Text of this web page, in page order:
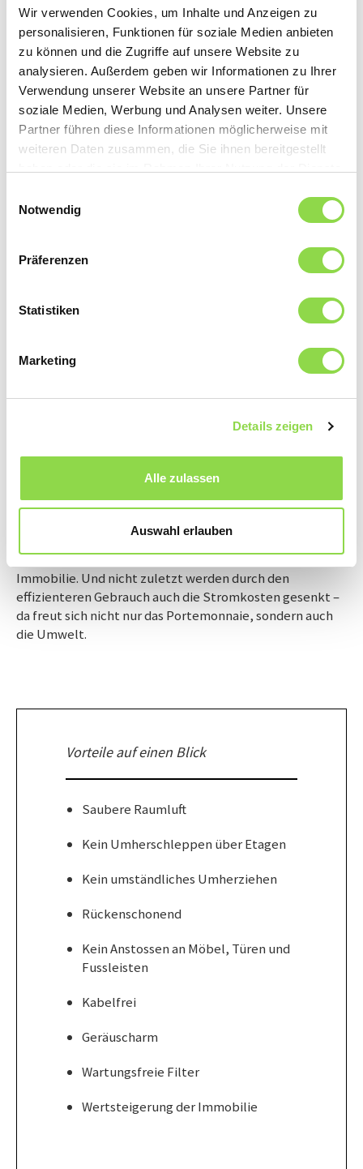
Wir verwenden Cookies, um Inhalte und Anzeigen zu
personalisieren, Funktionen für soziale Medien anbieten
zu können und die Zugriffe auf unsere Website zu
analysieren. Außerdem geben wir Informationen zu Ihrer
Verwendung unserer Website an unsere Partner für
soziale Medien, Werbung und Analysen weiter. Unsere
Partner führen diese Informationen möglicherweise mit
weiteren Daten zusammen, die Sie ihnen bereitgestellt
Notwendig
Präferenzen
Statistiken
Marketing
Details zeigen
Alle zulassen
Auswahl erlauben
Schalldämpfsystems braucht man sich um die Nachbarn
keine Sorgen zu machen. Beim Umzug wird der
Zentralstaubsauger einfach mitgezügelt.
Der Energiesparer
Moderne Zentralstaubsauger sind erstaunliche
Energiesparer, denn sie sind mit einer integrierten
Energierückgewinnung ausgestattet. In den kälteren
Monaten leitet sie die gefilterte und auf ca. 55°C
erwärmte Luft zurück in die Immobilie. Im Sommer
funktioniert sie wie gewohnt und leitet die Luft nach
optimiert den Abluftstrom und steigert die Effektivität
Ihrer hauseigenen Wärmerückgewinnungsanlage. Ein
reduziert nicht nur Ihre Heizkosten und CO2-Emissionen,
Lüftungsanlagen und Zentralstaubsaugersysteme in
Ihrer Immobilie, ohne dass sie sich gegenseitig
Die Lebenserwartung der Anlage liegt bei 30 bis 40
Jahren – bei einem Durchschnittspreis von 3500 bis 4000
Franken eine durchwegs lohnende Investition.
Schliesslich wird dadurch nicht nur der Wohnkomfort
wesentlich gesteigert, sondern auch der Wert einer
Immobilie. Und nicht zuletzt werden durch den
effizienteren Gebrauch auch die Stromkosten gesenkt –
da freut sich nicht nur das Portemonnaie, sondern auch
die Umwelt.
Vorteile auf einen Blick
Saubere Raumluft
Kein Umherschleppen über Etagen
Kein umständliches Umherziehen
Rückenschonend
Kein Anstossen an Möbel, Türen und
Fussleisten
Kabelfrei
Geräuscharm
Wartungsfreie Filter
Wertsteigerung der Immobilie